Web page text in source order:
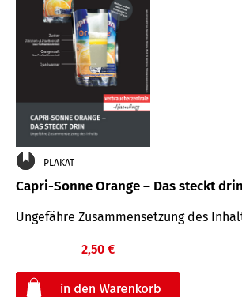
PLAKAT
Capri-Sonne Orange – Das steckt drin
Ungefähre Zu­sammen­setzung des
2,50 €